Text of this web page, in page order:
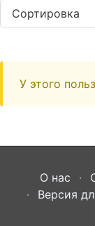
Сортировка
У этого
О нас
Версия